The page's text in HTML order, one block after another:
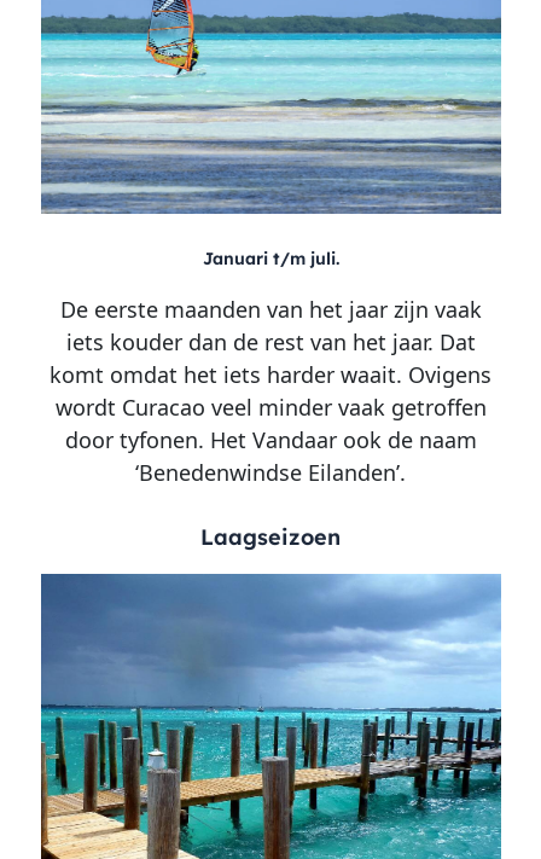
Januari t/m juli.
De eerste maanden van het jaar zijn vaak
iets kouder dan de rest van het jaar. Dat
komt omdat het iets harder waait. Ovigens
wordt Curacao veel minder vaak getroffen
door tyfonen. Het Vandaar ook de naam
‘Benedenwindse Eilanden’.
Laagseizoen